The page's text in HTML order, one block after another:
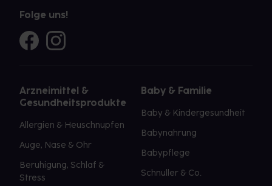
Folge uns!
Arzneimittel &
Gesundheitsprodukte
Allergien & Heuschnupfen
Auge, Nase & Ohr
Beruhigung, Schlaf &
Stress
Baby & Familie
Baby & Kindergesundheit
Babynahrung
Babypflege
Schnuller & Co.